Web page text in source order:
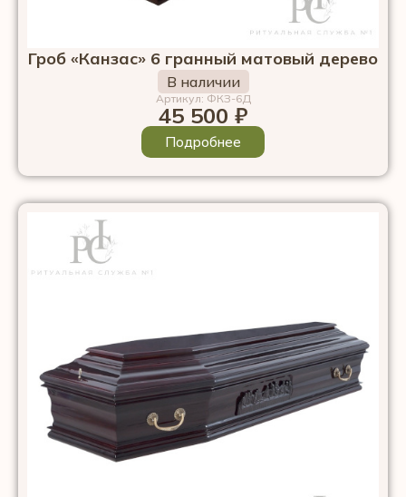
Гроб «Канзас» 6 гранный матовый дерево
В наличии
Артикул: ФКЗ-6Д
45 500 ₽
Подробнее